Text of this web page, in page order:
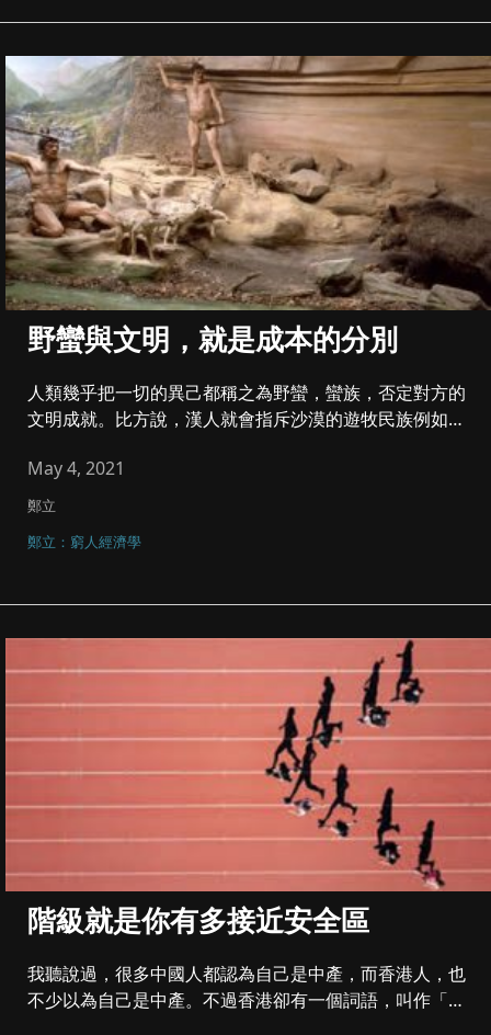
野蠻與文明，就是成本的分別
人類幾乎把一切的異己都稱之為野蠻，蠻族，否定對方的
文明成就。比方說，漢人就會指斥沙漠的遊牧民族例如
May 4, 2021
鄭立
鄭立：窮人經濟學
階級就是你有多接近安全區
我聽說過，很多中國人都認為自己是中產，而香港人，也
不少以為自己是中產。不過香港卻有一個詞語，叫作「偽